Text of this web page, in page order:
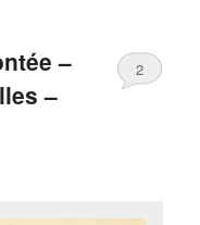
–
–
2